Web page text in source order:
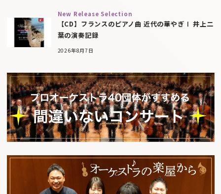
New Release Selection
【CD】フランスのピアノ曲 近代の華やぎⅠ 井上二
葉の演奏記録
2026年8月7日